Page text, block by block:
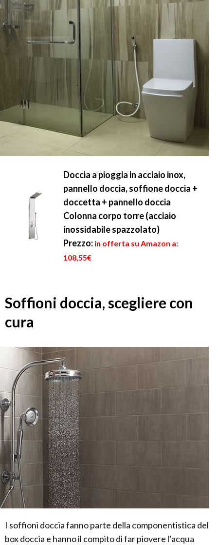
Doccia a pioggia in acciaio inox,
pannello doccia, soffione doccia +
doccetta + pannello doccia
Colonna corpo torre (acciaio
inossidabile spazzolato)
Prezzo: in offerta su Amazon a:
108,55€
Soffioni doccia, scegliere con
cura
I soffioni doccia fanno parte della componentistica del
box doccia e hanno il compito di far piovere l’acqua